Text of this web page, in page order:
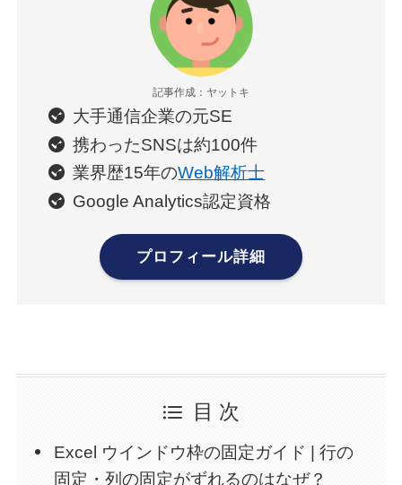
記事作成：ヤットキ
大手通信企業の元SE
携わったSNSは約100件
業界歴15年のWeb解析士
Google Analytics認定資格
プロフィール詳細
目 次
Excel ウインドウ枠の固定ガイド | 行の
固定・列の固定がずれるのはなぜ？